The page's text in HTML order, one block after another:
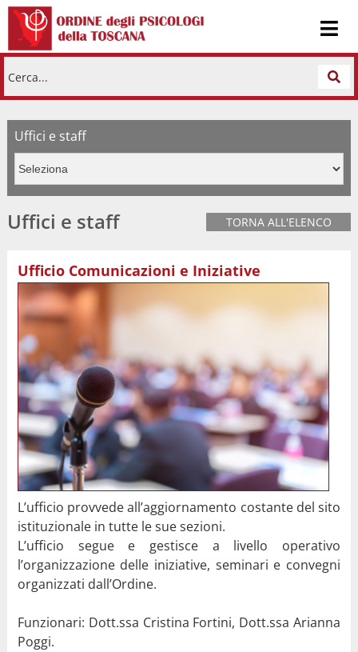
Cerca...
Uffici e staff
Uffici e staff TORNA ALL'ELENCO
Ufficio Comunicazioni e Iniziative
L’ufficio provvede all’aggiornamento costante del sito
istituzionale in tutte le sue sezioni.
L’ufficio segue e gestisce a livello operativo
l’organizzazione delle iniziative, seminari e convegni
organizzati dall’Ordine.
Funzionari: Dott.ssa Cristina Fortini, Dott.ssa Arianna
Poggi.